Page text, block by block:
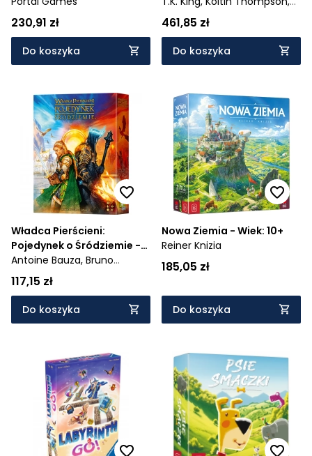
230,91 zł
Do koszyka
Dennis Northcott
461,85 zł
Do koszyka
Władca Pierścieni:
Pojedynek o Śródziemie -
Wiek: 10+
Antoine Bauza, Bruno
Cathala,
117,15 zł
Do koszyka
Nowa Ziemia - Wiek: 10+
Reiner Knizia
185,05 zł
Do koszyka